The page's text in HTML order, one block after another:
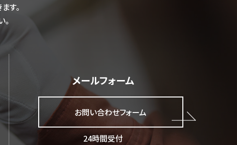
す。
メールフォーム
お問い合わせフォーム
24時間受付